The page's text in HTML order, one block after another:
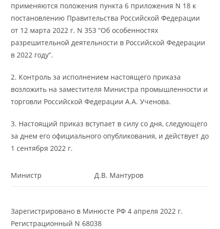
применяются положения пункта 6 приложения N 18 к
постановлению Правительства Российской Федерации
от 12 марта 2022 г. N 353 “Об особенностях
разрешительной деятельности в Российской Федерации
в 2022 году”.
2. Контроль за исполнением настоящего приказа
возложить на заместителя Министра промышленности и
торговли Российской Федерации А.А. Ученова.
3. Настоящий приказ вступает в силу со дня, следующего
за днем его официального опубликования, и действует до
1 сентября 2022 г.
Министр Д.В. Мантуров
Зарегистрировано в Минюсте РФ 4 апреля 2022 г.
Регистрационный N 68038